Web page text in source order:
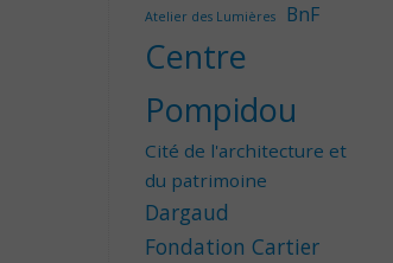
Atelier des Lumières BnF
Centre
Pompidou
Cité de l'architecture et
du patrimoine
Dargaud
Fondation Cartier